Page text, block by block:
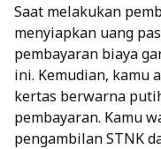
Saat melakukan
menyiapkan uang
pembayaran biaya
ini. Kemudian, kamu
kertas berwarna
pembayaran. Kamu
pengambilan STNK